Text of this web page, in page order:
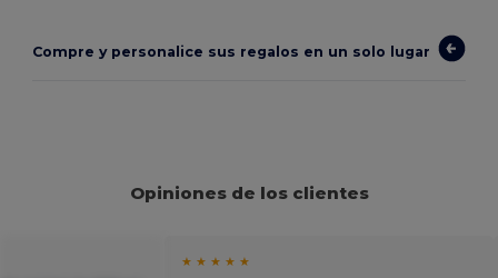
Compre y personalice sus regalos en un solo lugar
Opiniones de los clientes
★ ★ ★ ★ ★